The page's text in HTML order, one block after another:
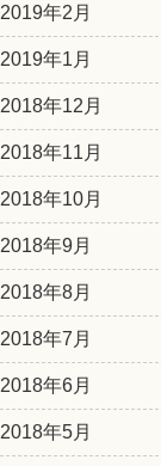
2019年2月
2019年1月
2018年12月
2018年11月
2018年10月
2018年9月
2018年8月
2018年7月
2018年6月
2018年5月